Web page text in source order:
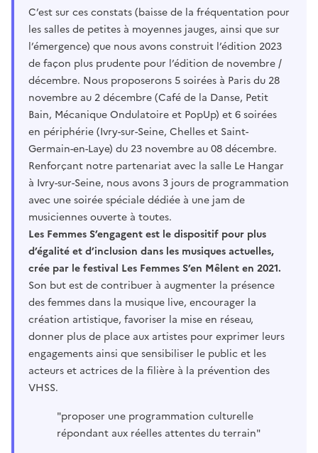
C’est sur ces constats (baisse de la fréquentation pour
les salles de petites à moyennes jauges, ainsi que sur
l’émergence) que nous avons construit l’édition 2023
de façon plus prudente pour l’édition de novembre /
décembre. Nous proposerons 5 soirées à Paris du 28
novembre au 2 décembre (Café de la Danse, Petit
Bain, Mécanique Ondulatoire et PopUp) et 6 soirées
en périphérie (Ivry-sur-Seine, Chelles et Saint-
Germain-en-Laye) du 23 novembre au 08 décembre.
Renforçant notre partenariat avec la salle Le Hangar
à Ivry-sur-Seine, nous avons 3 jours de programmation
avec une soirée spéciale dédiée à une jam de
musiciennes ouverte à toutes.
Les Femmes S’engagent est le dispositif pour plus
d’égalité et d’inclusion dans les musiques actuelles,
crée par le festival Les Femmes S’en Mêlent en 2021.
Son but est de contribuer à augmenter la présence
des femmes dans la musique live, encourager la
création artistique, favoriser la mise en réseau,
donner plus de place aux artistes pour exprimer leurs
engagements ainsi que sensibiliser le public et les
acteurs et actrices de la filière à la prévention des
VHSS.
"proposer une programmation culturelle
répondant aux réelles attentes du terrain"